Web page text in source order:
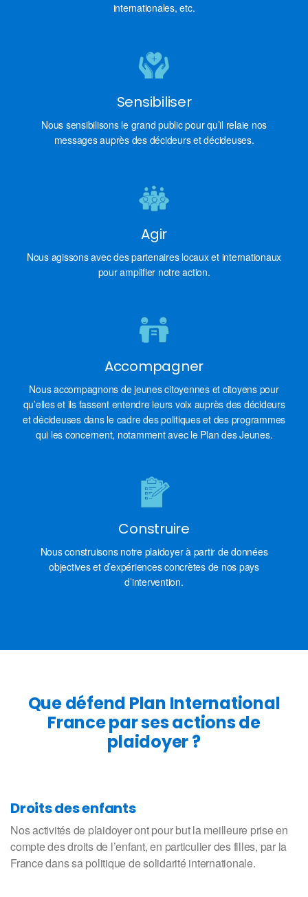
internationales, etc.
Sensibiliser
Nous sensibilisons le grand public pour qu’il relaie nos
messages auprès des décideurs et décideuses.
Agir
Nous agissons avec des partenaires locaux et internationaux
pour amplifier notre action.
Accompagner
Nous accompagnons de jeunes citoyennes et citoyens pour
qu’elles et ils fassent entendre leurs voix auprès des décideurs
et décideuses dans le cadre des politiques et des programmes
qui les concernent, notamment avec le Plan des Jeunes.
Construire
Nous construisons notre plaidoyer à partir de données
objectives et d’expériences concrètes de nos pays
d’intervention.
Que défend Plan International
France par ses actions de
plaidoyer ?
Droits des enfants
Nos activités de plaidoyer ont pour but la meilleure prise en
compte des droits de l’enfant, en particulier des filles, par la
France dans sa politique de solidarité internationale.